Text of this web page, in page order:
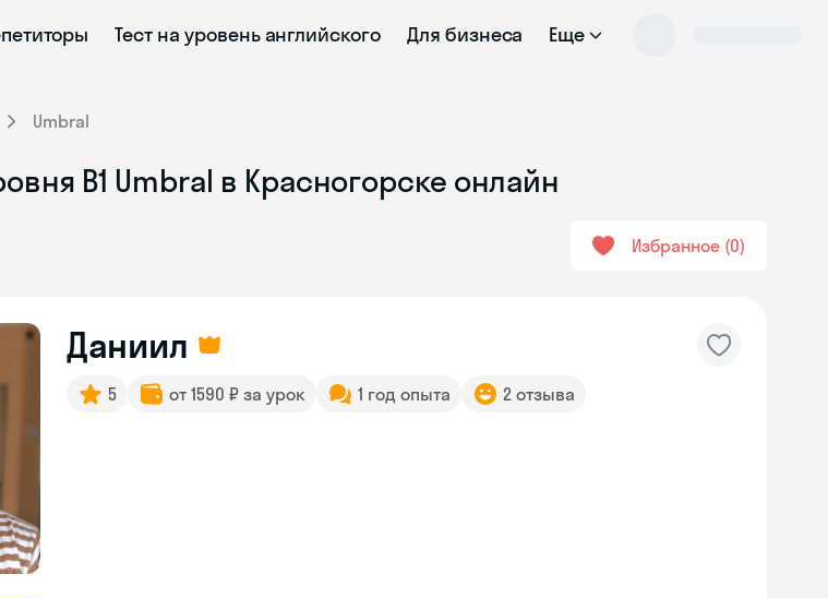
Тест на уровень английского Для бизнеса Еще
Umbral
В1 Umbral в Красногорске онлайн
Избранное 0
Даниил
5 от 1590 ₽ за урок 1 год опыта 2 отзыва